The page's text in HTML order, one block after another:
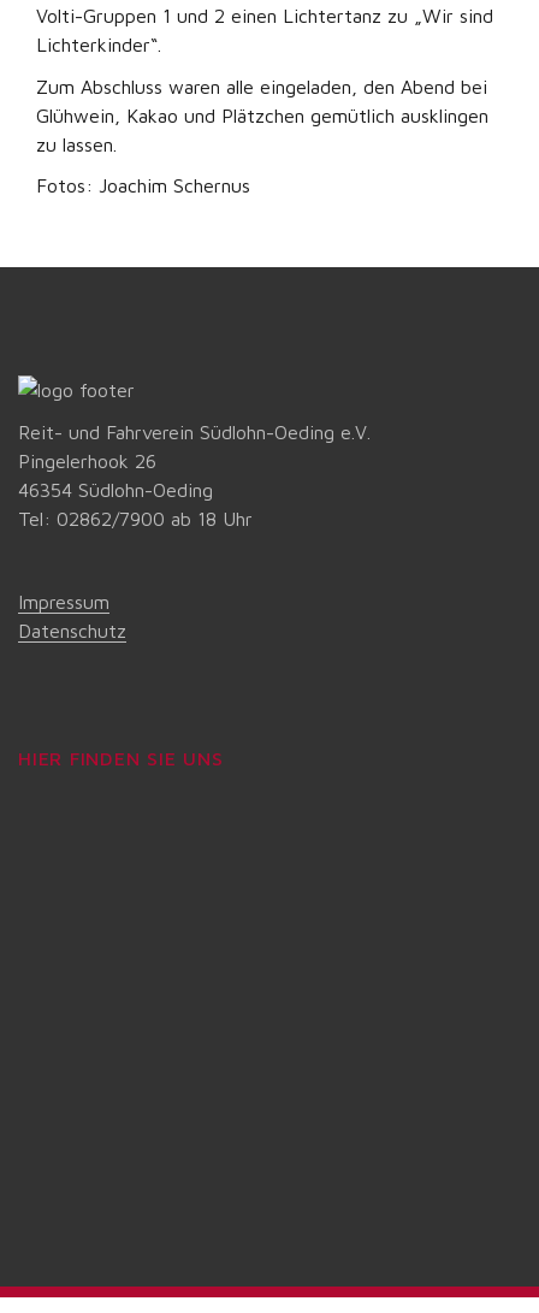
Volti-Gruppen 1 und 2 einen Lichtertanz zu „Wir sind
Lichterkinder“.
Zum Abschluss waren alle eingeladen, den Abend bei
Glühwein, Kakao und Plätzchen gemütlich ausklingen
zu lassen.
Fotos: Joachim Schernus
Reit- und Fahrverein Südlohn-Oeding e.V.
Pingelerhook 26
46354 Südlohn-Oeding
Tel: 02862/7900 ab 18 Uhr
Impressum
Datenschutz
HIER FINDEN SIE UNS